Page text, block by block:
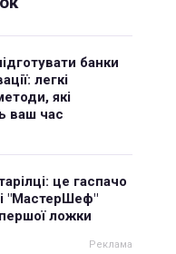
банки
легкі
які
ваш час
це гаспачо
"МастерШеф"
ложки